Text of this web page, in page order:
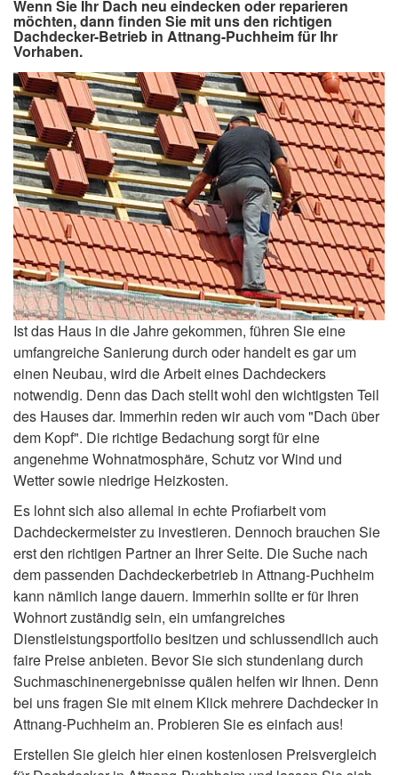
Wenn Sie Ihr Dach neu eindecken oder reparieren
möchten, dann finden Sie mit uns den richtigen
Dachdecker-Betrieb in Attnang-Puchheim für Ihr
Vorhaben.
Ist das Haus in die Jahre gekommen, führen Sie eine
umfangreiche Sanierung durch oder handelt es gar um
einen Neubau, wird die Arbeit eines Dachdeckers
notwendig. Denn das Dach stellt wohl den wichtigsten Teil
des Hauses dar. Immerhin reden wir auch vom "Dach über
dem Kopf". Die richtige Bedachung sorgt für eine
angenehme Wohnatmosphäre, Schutz vor Wind und
Wetter sowie niedrige Heizkosten.
Es lohnt sich also allemal in echte Profiarbeit vom
Dachdeckermeister zu investieren. Dennoch brauchen Sie
erst den richtigen Partner an Ihrer Seite. Die Suche nach
dem passenden Dachdeckerbetrieb in Attnang-Puchheim
kann nämlich lange dauern. Immerhin sollte er für Ihren
Wohnort zuständig sein, ein umfangreiches
Dienstleistungsportfolio besitzen und schlussendlich auch
faire Preise anbieten. Bevor Sie sich stundenlang durch
Suchmaschinenergebnisse quälen helfen wir Ihnen. Denn
bei uns fragen Sie mit einem Klick mehrere Dachdecker in
Attnang-Puchheim an. Probieren Sie es einfach aus!
Erstellen Sie gleich hier einen kostenlosen Preisvergleich